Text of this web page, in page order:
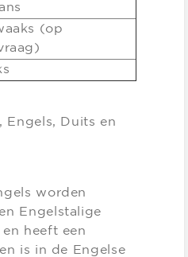
(op
Engels, Duits en
worden
Engelstalige
heeft een
is in de Engelse